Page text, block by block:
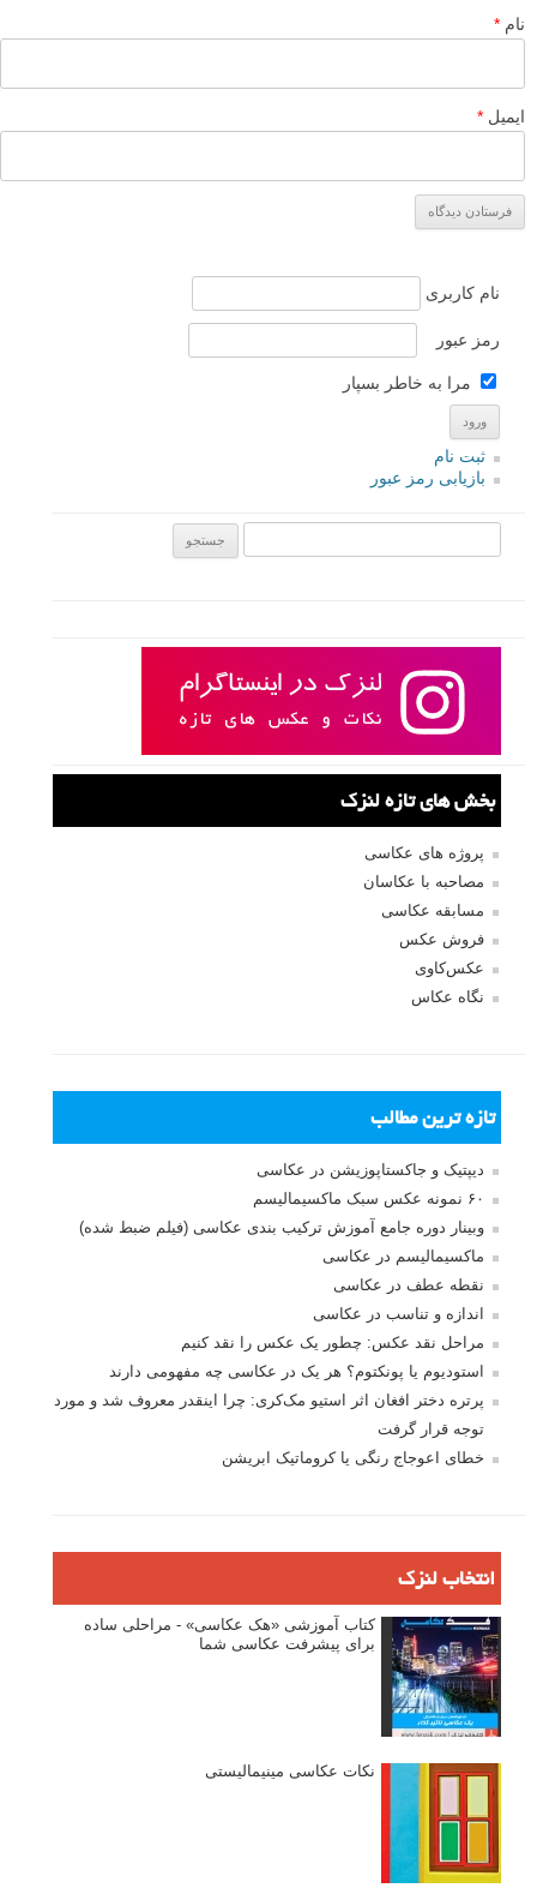
نام *
ایمیل *
نام کاربری
رمز عبور
مرا به خاطر بسپار
ثبت نام
بازیابی رمز عبور
بخش های تازه لنزک
پروژه های عکاسی
مصاحبه با عکاسان
مسابقه عکاسی
فروش عکس
عکس‌کاوی
نگاه عکاس
تازه ترین مطالب
دیپتیک و جاکستا‌پوزیشن در عکاسی
۶۰ نمونه عکس سبک ماکسیمالیسم
وبینار دوره جامع آموزش ترکیب بندی عکاسی (فیلم ضبط شده)
ماکسیمالیسم در عکاسی
نقطه عطف در عکاسی
اندازه و تناسب در عکاسی
مراحل نقد عکس: چطور یک عکس را نقد کنیم
استودیوم یا پونکتوم؟ هر یک در عکاسی چه مفهومی دارند
پرتره دختر افغان اثر استیو مک‌کری: چرا اینقدر معروف شد و مورد
توجه قرار گرفت
خطای اعوجاج رنگی یا کروماتیک ابریشن
انتخاب لنزک
کتاب آموزشی «هک عکاسی» - مراحلی ساده
برای پیشرفت عکاسی شما
نکات عکاسی مینیمالیستی